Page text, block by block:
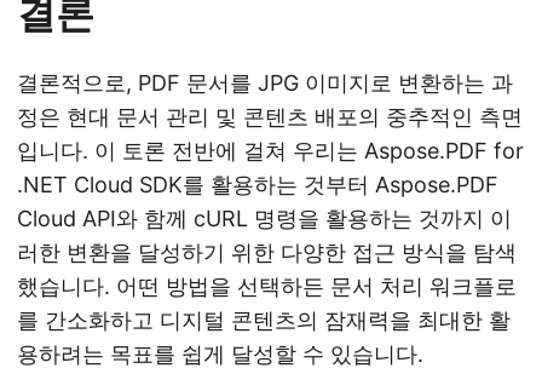
결론
결론적으로, PDF 문서를 JPG 이미지로 변환하는 과
정은 현대 문서 관리 및 콘텐츠 배포의 중추적인 측면
입니다. 이 토론 전반에 걸쳐 우리는 Aspose.PDF for
.NET Cloud SDK를 활용하는 것부터 Aspose.PDF
Cloud API와 함께 cURL 명령을 활용하는 것까지 이
러한 변환을 달성하기 위한 다양한 접근 방식을 탐색
했습니다. 어떤 방법을 선택하든 문서 처리 워크플로
를 간소화하고 디지털 콘텐츠의 잠재력을 최대한 활
용하려는 목표를 쉽게 달성할 수 있습니다.